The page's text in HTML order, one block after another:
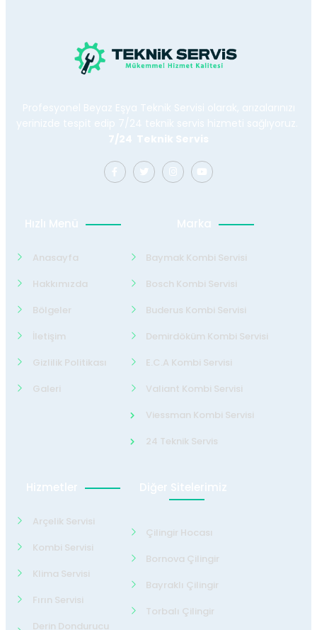
Profesyonel Beyaz Eşya Teknik Servisi olarak, arızalarınızı
yerinizde tespit edip 7/24 teknik servis hizmeti sağlıyoruz.
7/24 Teknik Servis
Hızlı Menü
Anasayfa
Hakkımızda
Bölgeler
İletişim
Gizlilik Politikası
Galeri
Marka
Baymak Kombi Servisi
Bosch Kombi Servisi
Buderus Kombi Servisi
Demirdöküm Kombi Servisi
E.C.A Kombi Servisi
Valiant Kombi Servisi
Viessman Kombi Servisi
24 Teknik Servis
Hizmetler
Arçelik Servisi
Kombi Servisi
Klima Servisi
Fırın Servisi
Derin Dondurucu
Diğer Sitelerimiz
Çilingir Hocası
Bornova Çilingir
Bayraklı Çilingir
Torbalı Çilingir